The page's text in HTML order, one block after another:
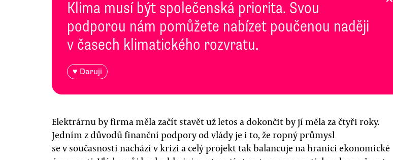
Klima musí být společenská priorita. Svou
podporou nám pomůžete nabízet poučenou naději
v časech klimatického rozvratu.
♥ Daruji
Elektrárnu by firma měla začít stavět už letos a dokončit by jí měla za čtyři roky.
Jedním z důvodů finanční podpory od vlády je i to, že ropný průmysl
se v současnosti nachází v krizi a celý projekt tak balancuje na hranici ekonomické